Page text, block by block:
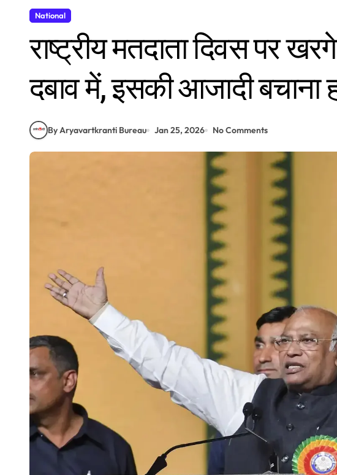
National
राष्ट्रीय मतदाता दिवस पर
दबाव में, इसकी आजादी बचाना
By Aryavartkranti Bureau Jan 25, 2026 No Comments